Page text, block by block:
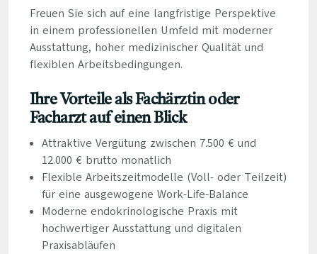
Freuen Sie sich auf eine langfristige Perspektive
in einem professionellen Umfeld mit moderner
Ausstattung, hoher medizinischer Qualität und
flexiblen Arbeitsbedingungen.
Ihre Vorteile als Fachärztin oder
Facharzt auf einen Blick
Attraktive Vergütung zwischen 7.500 € und
12.000 € brutto monatlich
Flexible Arbeitszeitmodelle (Voll- oder Teilzeit)
für eine ausgewogene Work-Life-Balance
Moderne endokrinologische Praxis mit
hochwertiger Ausstattung und digitalen
Praxisabläufen